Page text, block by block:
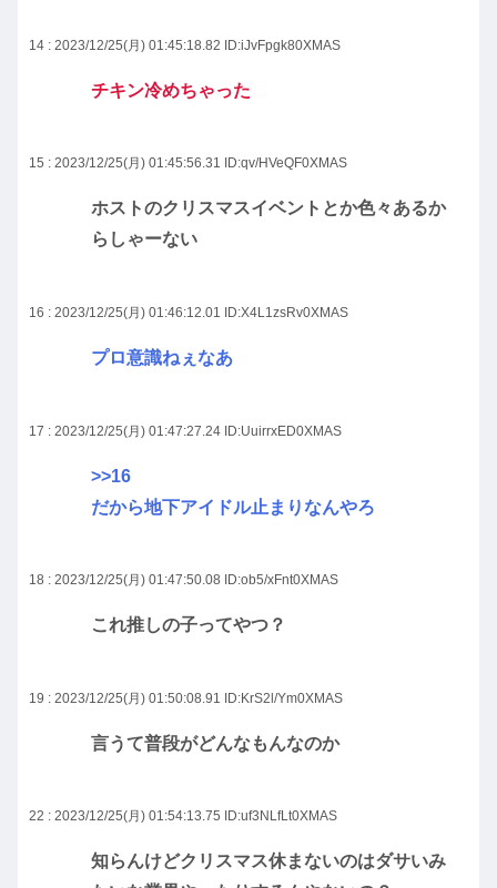
14 : 2023/12/25(月) 01:45:18.82 ID:iJvFpgk80XMAS
チキン冷めちゃった
15 : 2023/12/25(月) 01:45:56.31 ID:qv/HVeQF0XMAS
ホストのクリスマスイベントとか色々あるか
らしゃーない
16 : 2023/12/25(月) 01:46:12.01 ID:X4L1zsRv0XMAS
プロ意識ねぇなあ
17 : 2023/12/25(月) 01:47:27.24 ID:UuirrxED0XMAS
>>16
だから地下アイドル止まりなんやろ
18 : 2023/12/25(月) 01:47:50.08 ID:ob5/xFnt0XMAS
これ推しの子ってやつ？
19 : 2023/12/25(月) 01:50:08.91 ID:KrS2l/Ym0XMAS
言うて普段がどんなもんなのか
22 : 2023/12/25(月) 01:54:13.75 ID:uf3NLfLt0XMAS
知らんけどクリスマス休まないのはダサいみ